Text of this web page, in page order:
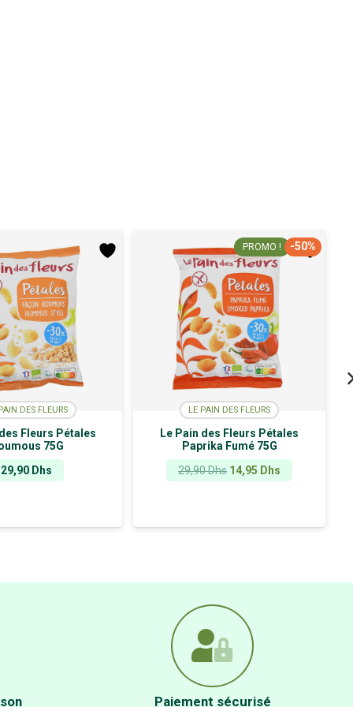
DES FLEURS
Fleurs Pétales
75G
29,90 Dhs
PROMO ! -50%
LE PAIN DES FLEURS
Le Pain des Fleurs Pétales
Paprika Fumé 75G
29,90Dhs Le
était :
14,95 Dhs
est :
Paiement sécurisé